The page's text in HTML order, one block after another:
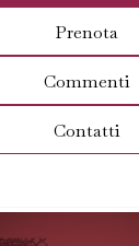
Prenota
Commenti
Contatti